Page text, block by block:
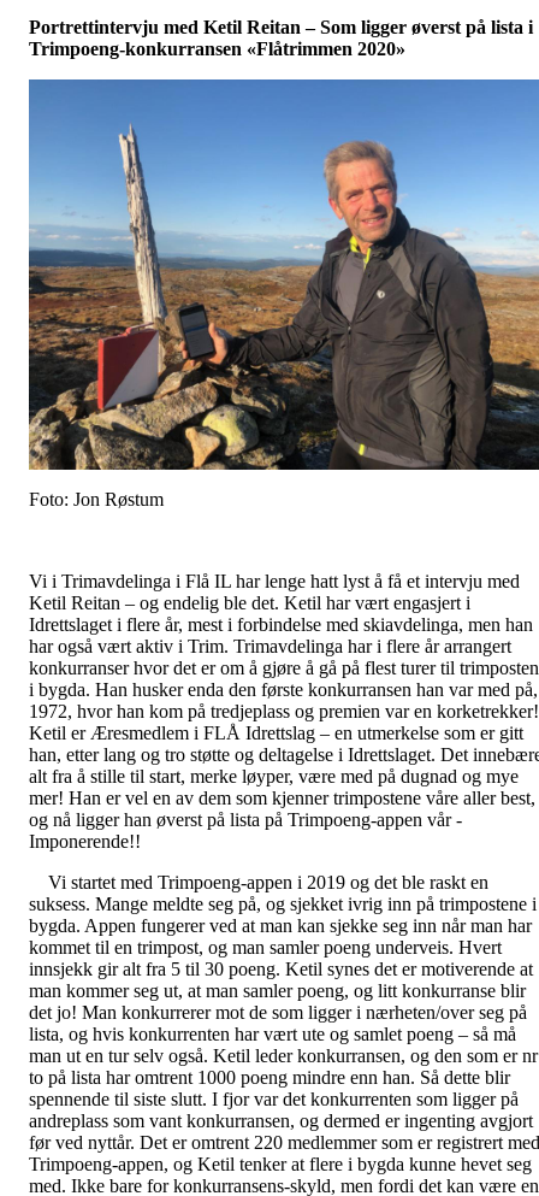
Portrettintervju med Ketil Reitan – Som ligger øverst på lista i
Trimpoeng-konkurransen «Flåtrimmen 2020»
Foto: Jon Røstum
Vi i Trimavdelinga i Flå IL har lenge hatt lyst å få et intervju med
Ketil Reitan – og endelig ble det. Ketil har vært engasjert i
Idrettslaget i flere år, mest i forbindelse med skiavdelinga, men han
har også vært aktiv i Trim. Trimavdelinga har i flere år arrangert
konkurranser hvor det er om å gjøre å gå på flest turer til
i bygda. Han husker enda den første konkurransen han var med
1972, hvor han kom på tredjeplass og premien var en korketrekker!
Ketil er Æresmedlem i FLÅ Idrettslag – en utmerkelse som er gitt
han, etter lang og tro støtte og deltagelse i Idrettslaget. Det
alt fra å stille til start, merke løyper, være med på dugnad og mye
mer! Han er vel en av dem som kjenner trimpostene våre aller best,
og nå ligger han øverst på lista på Trimpoeng-appen vår -
Imponerende!!
Vi startet med Trimpoeng-appen i 2019 og det ble raskt en
suksess. Mange meldte seg på, og sjekket ivrig inn på trimpostene i
bygda. Appen fungerer ved at man kan sjekke seg inn når man har
kommet til en trimpost, og man samler poeng underveis. Hvert
innsjekk gir alt fra 5 til 30 poeng. Ketil synes det er motiverende at
man kommer seg ut, at man samler poeng, og litt konkurranse blir
det jo! Man konkurrerer mot de som ligger i nærheten/over seg på
lista, og hvis konkurrenten har vært ute og samlet poeng – så må
man ut en tur selv også. Ketil leder konkurransen, og den som er nr
to på lista har omtrent 1000 poeng mindre enn han. Så dette blir
spennende til siste slutt. I fjor var det konkurrenten som ligger på
andreplass som vant konkurransen, og dermed er ingenting avgjort
før ved nyttår. Det er omtrent 220 medlemmer som er registrert med
Trimpoeng-appen, og Ketil tenker at flere i bygda kunne hevet seg
med. Ikke bare for konkurransens-skyld, men fordi det kan være en